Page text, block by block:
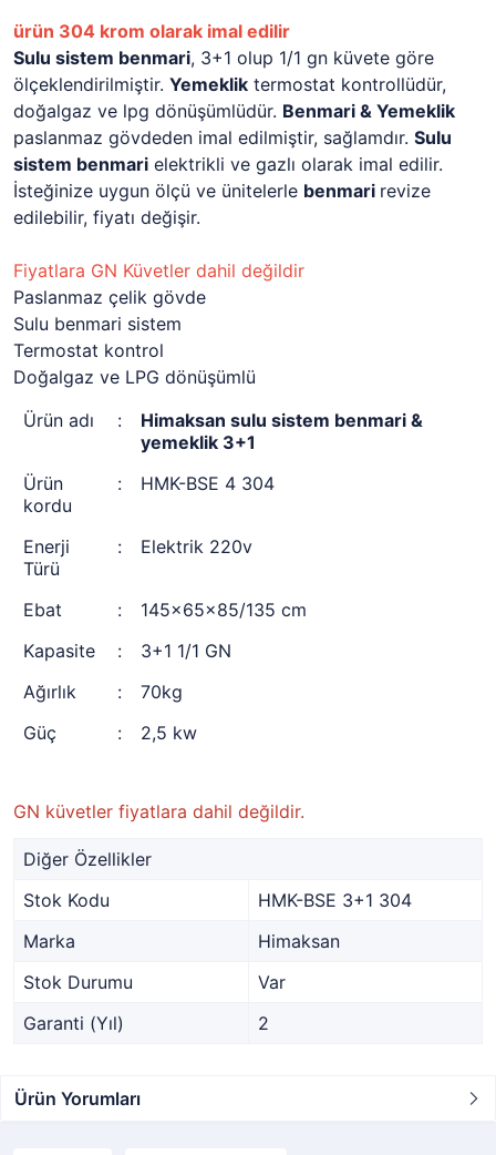
ürün 304 krom olarak imal edilir
Sulu sistem benmari, 3+1 olup 1/1 gn küvete göre
ölçeklendirilmiştir. Yemeklik termostat kontrollüdür,
doğalgaz ve lpg dönüşümlüdür. Benmari & Yemeklik
paslanmaz gövdeden imal edilmiştir, sağlamdır. Sulu
sistem benmari elektrikli ve gazlı olarak imal edilir.
İsteğinize uygun ölçü ve ünitelerle benmari revize
edilebilir, fiyatı değişir.
Fiyatlara GN Küvetler dahil değildir
Paslanmaz çelik gövde
Sulu benmari sistem
Termostat kontrol
Doğalgaz ve LPG dönüşümlü
Ürün adı
:
Himaksan sulu sistem benmari &
yemeklik 3+1
Ürün
kordu
: HMK-BSE 4 304
Enerji
Türü
: Elektrik 220v
Ebat :
145x65x85/135 cm
Kapasite
:
3+1 1/1 GN
Ağırlık
:
70kg
Güç
: 2,5 kw
GN küvetler fiyatlara dahil değildir.
Diğer Özellikler
Stok Kodu
HMK-BSE 3+1 304
Marka
Himaksan
Stok Durumu
Var
Garanti (Yıl)
2
Ürün Yorumları